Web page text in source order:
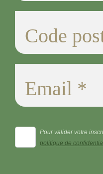
Pour valider votre
politique de